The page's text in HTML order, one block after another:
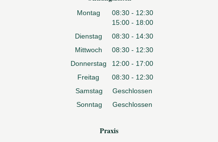
Montag
08:30 - 12:30
15:00 - 18:00
Dienstag
08:30 - 14:30
Mittwoch
08:30 - 12:30
Donnerstag
12:00 - 17:00
Freitag
08:30 - 12:30
Samstag
Geschlossen
Sonntag
Geschlossen
Praxis